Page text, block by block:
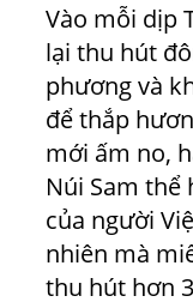
Vào mỗi dịp
lại thu hút
phương và
để thắp
mới ấm no,
Núi Sam
của người
nhiên mà
thu hút hơn